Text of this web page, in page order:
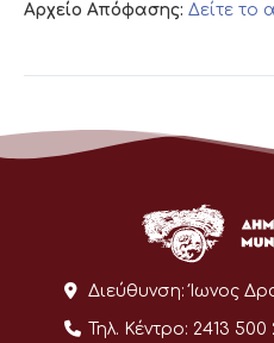
Αρχείο Απόφασης: Δείτε το
Διεύθυνση: Ίωνος
Τηλ. Κέντρο: 2413 500